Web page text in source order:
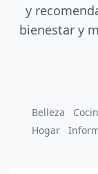
y
bienestar y
Belleza
Hogar